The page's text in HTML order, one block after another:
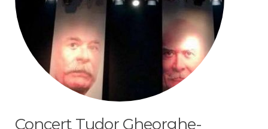
CONTACT
Concert Tudor Gheorghe-